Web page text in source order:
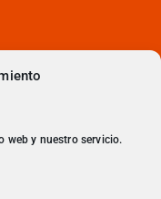
web y nuestro servicio.